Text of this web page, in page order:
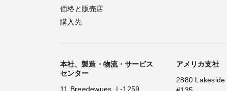
価格と販売店
購入先
本社、製造・物流・サービス
センター
11 Breedewues, L-1259
アメリカ支社
2880 Lakeside